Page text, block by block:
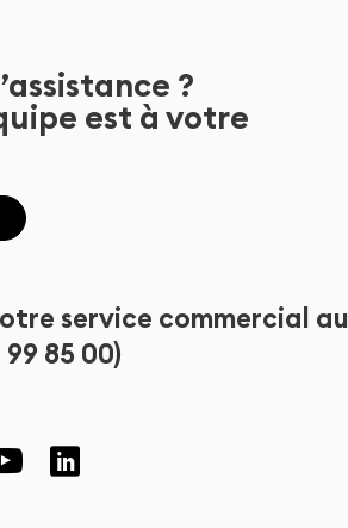
?
est à votre
service commercial au
99 85 00)